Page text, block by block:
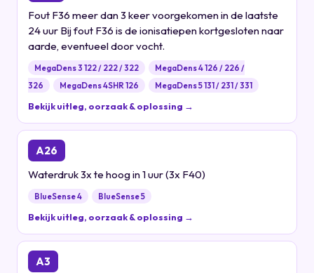
Fout F36 meer dan 3 keer voorgekomen in de laatste
24 uur Bij fout F36 is de ionisatiepen kortgesloten naar
aarde, eventueel door vocht.
MegaDens 3 122 / 222 / 322
MegaDens 4 126 / 226 /
326
MegaDens 4SHR 126 MegaDens 5 131 / 231 / 331
Bekijk uitleg, oorzaak & oplossing →
A26
Waterdruk 3x te hoog in 1 uur (3x F40)
BlueSense 4 BlueSense 5
Bekijk uitleg, oorzaak & oplossing →
A3